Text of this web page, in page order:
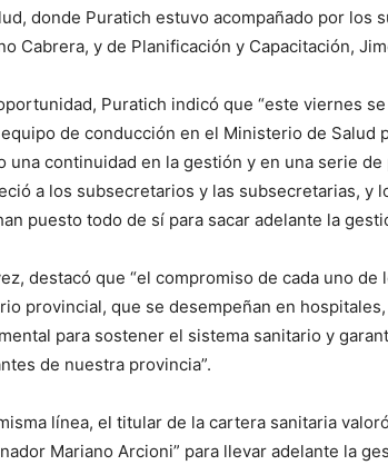
donde Puratich estuvo acompañado por los
Cabrera, y de Planificación y Capacitación,
Puratich indicó que “este viernes
de conducción en el Ministerio de Salud
una continuidad en la gestión y en una serie
a los subsecretarios y las subsecretarias, y
puesto todo de sí para sacar adelante la
destacó que “el compromiso de cada uno
provincial, que se desempeñan en
para sostener el sistema sanitario y
de nuestra provincia”.
línea, el titular de la cartera sanitaria
Mariano Arcioni” para llevar adelante la